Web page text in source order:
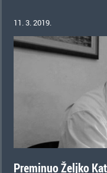
11. 3. 2019.
Preminuo Željko